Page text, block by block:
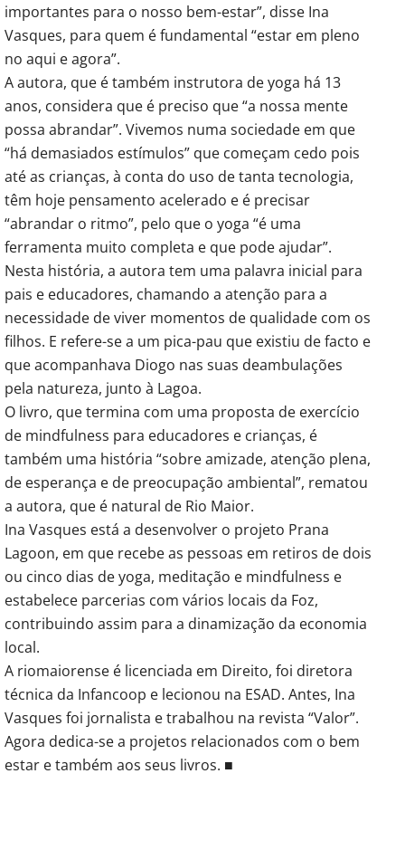
importantes para o nosso bem-estar”, disse Ina
Vasques, para quem é fundamental “estar em pleno
no aqui e agora”.
A autora, que é também instrutora de yoga há 13
anos, considera que é preciso que “a nossa mente
possa abrandar”. Vivemos numa sociedade em que
“há demasiados estímulos” que começam cedo pois
até as crianças, à conta do uso de tanta tecnologia,
têm hoje pensamento acelerado e é precisar
“abrandar o ritmo”, pelo que o yoga “é uma
ferramenta muito completa e que pode ajudar”.
Nesta história, a autora tem uma palavra inicial para
pais e educadores, chamando a atenção para a
necessidade de viver momentos de qualidade com os
filhos. E refere-se a um pica-pau que existiu de facto e
que acompanhava Diogo nas suas deambulações
pela natureza, junto à Lagoa.
O livro, que termina com uma proposta de exercício
de mindfulness para educadores e crianças, é
também uma história “sobre amizade, atenção plena,
de esperança e de preocupação ambiental”, rematou
a autora, que é natural de Rio Maior.
Ina Vasques está a desenvolver o projeto Prana
Lagoon, em que recebe as pessoas em retiros de dois
ou cinco dias de yoga, meditação e mindfulness e
estabelece parcerias com vários locais da Foz,
contribuindo assim para a dinamização da economia
local.
A riomaiorense é licenciada em Direito, foi diretora
técnica da Infancoop e lecionou na ESAD. Antes, Ina
Vasques foi jornalista e trabalhou na revista “Valor”.
Agora dedica-se a projetos relacionados com o bem
estar e também aos seus livros. ■